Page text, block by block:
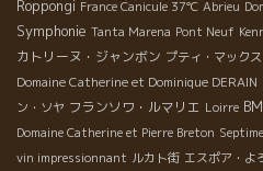
Roppongi France Canicule 37℃ Abrieu
Symphonie Tanta Marena Pont Neuf
カトリーヌ・ジャンボン プティ・マックス
Domaine Catherine et Dominique DERAIN
ン・ソヤ フランソワ・ルマリエ Loirre
Domaine Catherine et Pierre Breton Septime
vin impressionnant ルカト街 エスポア・よ